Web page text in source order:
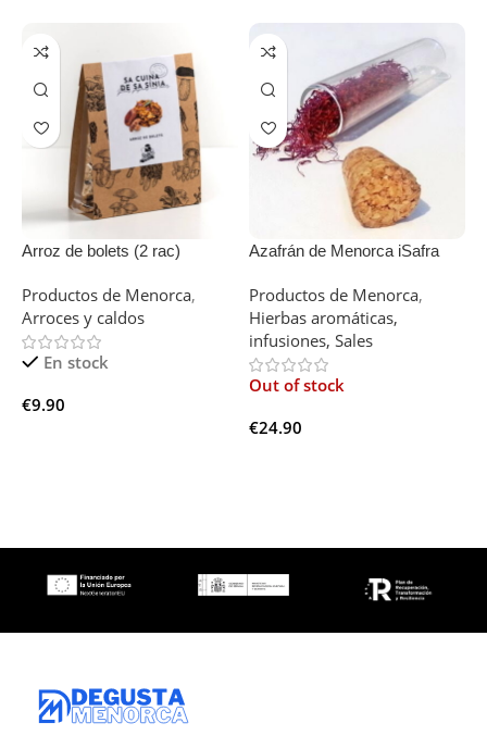
Arroz de bolets (2 rac)
Productos de Menorca,
Arroces y caldos
En stock
€9.90
Azafrán de Menorca iSafra
Productos de Menorca,
Hierbas aromáticas,
infusiones, Sales
Out of stock
€24.90